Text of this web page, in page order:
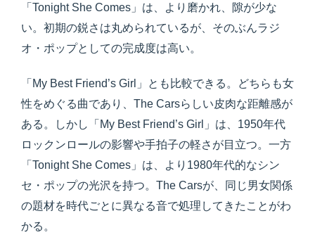
「Tonight She Comes」は、より磨かれ、隙が少な
い。初期の鋭さは丸められているが、そのぶんラジ
オ・ポップとしての完成度は高い。
「My Best Friend’s Girl」とも比較できる。どちらも女
性をめぐる曲であり、The Carsらしい皮肉な距離感が
ある。しかし「My Best Friend’s Girl」は、1950年代
ロックンロールの影響や手拍子の軽さが目立つ。一方
「Tonight She Comes」は、より1980年代的なシン
セ・ポップの光沢を持つ。The Carsが、同じ男女関係
の題材を時代ごとに異なる音で処理してきたことがわ
かる。